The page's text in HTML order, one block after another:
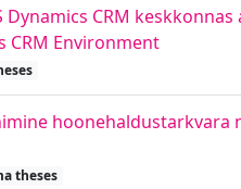
CRM
CRM Environment
theses